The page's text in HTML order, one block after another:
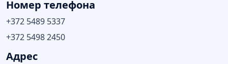
Номер телефона
+372 5489 5337
+372 5498 2450
Адрес